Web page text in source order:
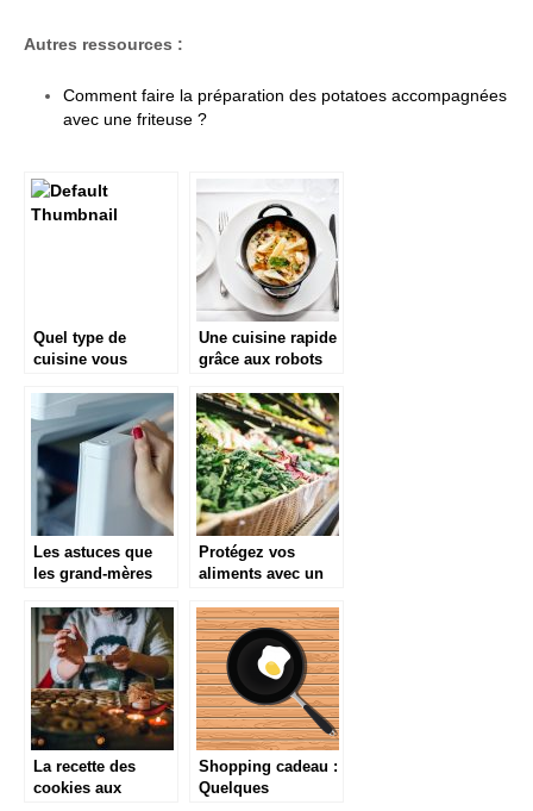
Autres ressources :
Comment faire la préparation des potatoes accompagnées
avec une friteuse ?
Quel type de
cuisine vous
Une cuisine rapide
grâce aux robots
Les astuces que
les grand-mères
bien nettoyer un
frigo vintage
Protégez vos
aliments avec un
qualité bio
La recette des
cookies aux
Shopping cadeau :
Quelques